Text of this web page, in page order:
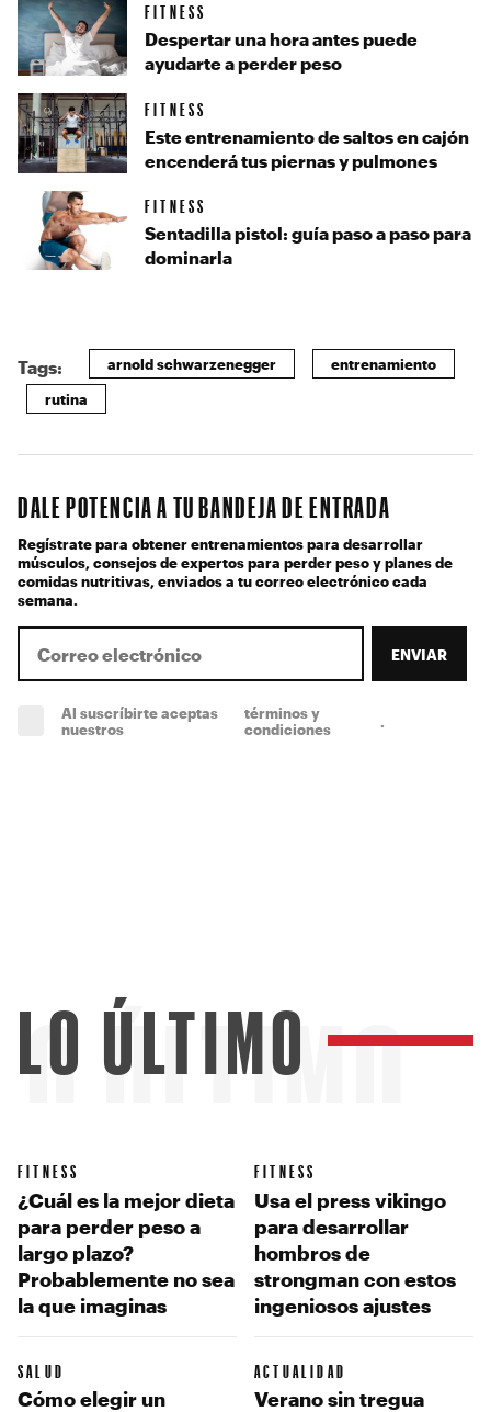
FITNESS
Despertar una hora antes puede
ayudarte a perder peso
FITNESS
Este entrenamiento de saltos en cajón
encenderá tus piernas y pulmones
FITNESS
Sentadilla pistol: guía paso a paso para
dominarla
Tags: arnold schwarzenegger entrenamiento
rutina
DALE POTENCIA A TU BANDEJA DE ENTRADA
Regístrate para obtener entrenamientos para desarrollar
músculos, consejos de expertos para perder peso y planes de
comidas nutritivas, enviados a tu correo electrónico cada
semana.
ENVIAR
Al suscríbirte aceptas
nuestros
términos y
condiciones
ÚLTIMO
LO ÚLTIMO
FITNESS
¿Cuál es la mejor dieta
para perder peso a
largo plazo?
Probablemente no sea
la que imaginas
FITNESS
Usa el press vikingo
para desarrollar
hombros de
strongman con estos
ingeniosos ajustes
SALUD
Cómo elegir un
ACTUALIDAD
Verano sin tregua